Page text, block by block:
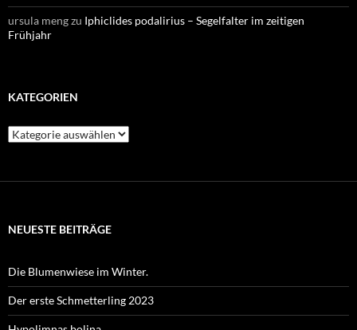
ursula mengzu Iphiclides podalirius – Segelfalter im zeitigen
Frühjahr
KATEGORIEN
Kategorien
NEUESTE BEITRÄGE
Die Blumenwiese im Winter.
Der erste Schmetterling 2023